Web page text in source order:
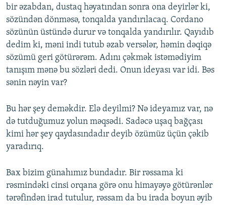
bir əzabdan, dustaq həyatından sonra ona deyirlər ki,
sözündən dönməsə, tonqalda yandırılacaq. Cordano
sözünün üstündə durur və tonqalda yandırılır. Qayıdıb
dedim ki, məni indi tutub əzab versələr, həmin dəqiqə
sözümü geri götürərəm. Adını çəkmək istəmədiyim
tanışım mənə bu sözləri dedi. Onun ideyası var idi. Bəs
sənin nəyin var?
Bu hər şey deməkdir. Elə deyilmi? Nə ideyamız var, nə
də tutduğumuz yolun məqsədi. Sadəcə uşaq bağçası
kimi hər şey qaydasındadır deyib özümüz üçün çəkib
yaradırıq.
Bax bizim günahımız bundadır. Bir rəssama ki
rəsmindəki cinsi orqana görə onu himayəyə götürənlər
tərəfindən irad tutulur, rəssam da bu irada boyun əyib